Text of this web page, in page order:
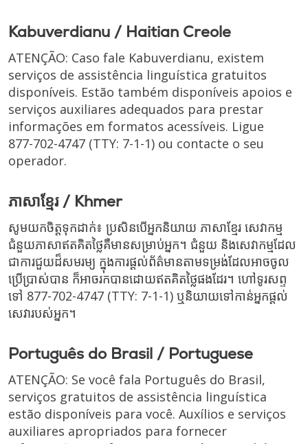
Kabuverdianu / Haitian Creole
ATENÇÃO: Caso fale Kabuverdianu, existem
serviços de assistência linguística gratuitos
disponíveis. Estão também disponíveis apoios e
serviços auxiliares adequados para prestar
informações em formatos acessíveis. Ligue
877-702-4747 (TTY: 7-1-1) ou contacte o seu
operador.
ភាសាខ្មែរ / Khmer
សូមយកចិត្តទុកដាក់៖ ប្រសិនបើអ្នកនិយាយ ភាសាខ្មែរ សេវាកម្ម
ជំនួយភាសាឥតគិតថ្លៃគឺមានសម្រាប់អ្នក។ ជំនួយ និងសេវាកម្មដែល
ជាការជួយដ៏សមរម្យ ក្នុងការផ្តល់ព័ត៌មានតាមទម្រង់ដែលអាចចូល
ប្រើប្រាស់បាន ក៏អាចរកបានដោយឥតគិតថ្លៃផងដែរ។ ហៅទូរសព្ទ
ទៅ 877-702-4747 (TTY: 7-1-1) ឬនិយាយទៅកាន់អ្នកផ្តល់
សេវារបស់អ្នក។
Português do Brasil / Portuguese
ATENÇÃO: Se você fala Português do Brasil,
serviços gratuitos de assistência linguística
estão disponíveis para você. Auxílios e serviços
auxiliares apropriados para fornecer